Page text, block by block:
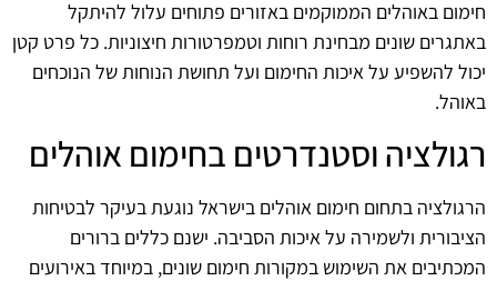
חימום באוהלים הממוקמים באזורים פתוחים עלול להיתקל
באתגרים שונים מבחינת רוחות וטמפרטורות חיצוניות. כל פרט קטן
יכול להשפיע על איכות החימום ועל תחושת הנוחות של הנוכחים
באוהל.
רגולציה וסטנדרטים בחימום אוהלים
הרגולציה בתחום חימום אוהלים בישראל נוגעת בעיקר לבטיחות
הציבורית ולשמירה על איכות הסביבה. ישנם כללים ברורים
המכתיבים את השימוש במקורות חימום שונים, במיוחד באירועים